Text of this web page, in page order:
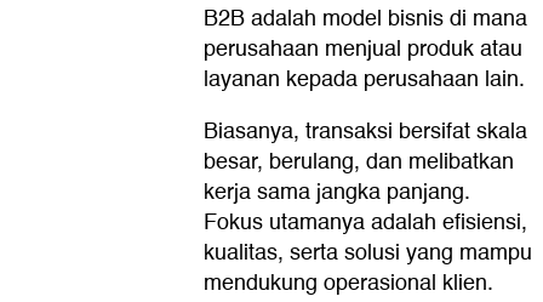
B2B adalah model bisnis di mana
perusahaan menjual produk atau
layanan kepada perusahaan lain.
Biasanya, transaksi bersifat skala
besar, berulang, dan melibatkan
kerja sama jangka panjang.
Fokus utamanya adalah efisiensi,
kualitas, serta solusi yang mampu
mendukung operasional klien.